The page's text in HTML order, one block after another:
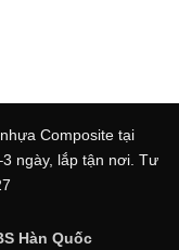
Composite tại
ngày, lắp tận nơi. Tư
Hàn Quốc